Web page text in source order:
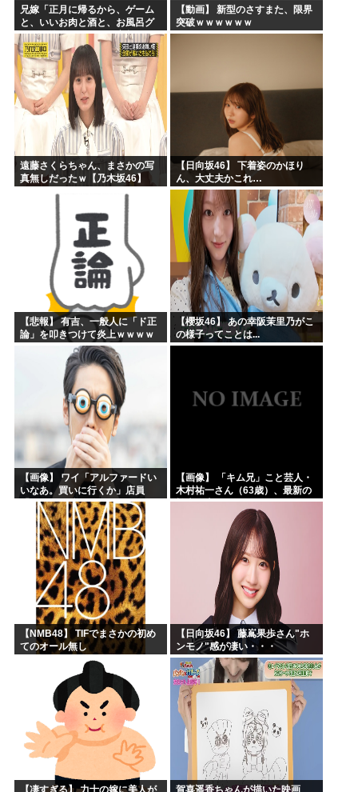
兄嫁「正月に帰るから、ゲーム
と、いいお肉と酒と、お風呂グ
ッズの準備しとけよ」寝起きの
私「知るかボケ」兄嫁「キィィ
ィィー！！！！」私「あ…」
【動画】 新型のさすまた、限界
突破ｗｗｗｗｗｗ
遠藤さくらちゃん、まさかの写
真無しだったｗ【乃木坂46】
【日向坂46】 下着姿のかほり
ん、大丈夫かこれ…
【悲報】 有吉、一般人に「ド正
論」を叩きつけて炎上ｗｗｗｗ
【櫻坂46】 あの幸阪茉里乃がこ
の様子ってことは...
【画像】 ワイ「アルファードい
いなあ。買いに行くか」店員
「ほいっ見積もりな！」ワイ
「金額おかしくね？」←お前ら
もそう思うよな？？？？？
【画像】 「キム兄」こと芸人・
木村祐一さん（63歳）、最新の
松本人志さんとのツーショット
が完全に別人だとネット騒然！
「マジで誰かわからん」...
【NMB48】 TIFでまさかの初め
てのオール無し
【日向坂46】 藤嶌果歩さん"ホ
ンモノ"感が凄い・・・
【凄すぎる】 力士の嫁に美人が 賀喜遥香ちゃんが描いた映画